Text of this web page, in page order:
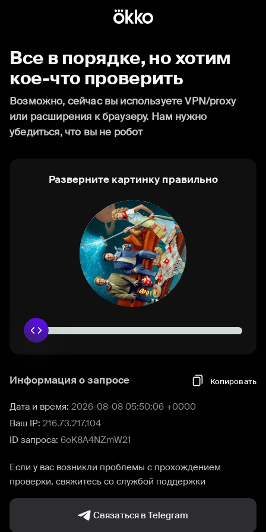
Все в порядке, но хотим
кое-что проверить
Возможно, сейчас вы используете VPN/proxy
или расширения к браузеру. Нам нужно
убедиться, что вы не робот
Разверните картинку правильно
Информация о запросе Копировать
Дата и время: 2026-08-08 05:50:06 +0000
Ваш IP: 216.73.217.104
ID запроса: 6oK8A4NZmW21
Если у вас возникли проблемы с прохождением
проверки, свяжитесь со службой поддержки
Связаться в Telegram